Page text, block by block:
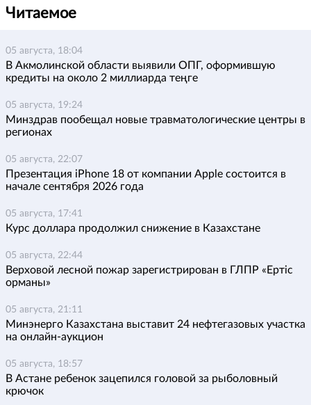
Читаемое
05 августа, 18:04
В Акмолинской области выявили ОПГ, оформившую
кредиты на около 2 миллиарда теңге
05 августа, 19:24
Минздрав пообещал новые травматологические центры в
регионах
05 августа, 22:07
Презентация iPhone 18 от компании Apple состоится в
начале сентября 2026 года
05 августа, 17:41
Курс доллара продолжил снижение в Казахстане
05 августа, 22:44
Верховой лесной пожар зарегистрирован в ГЛПР «Ертіс
орманы»
05 августа, 21:11
Минэнерго Казахстана выставит 24 нефтегазовых участка
на онлайн-аукцион
05 августа, 18:57
В Астане ребенок зацепился головой за рыболовный
крючок